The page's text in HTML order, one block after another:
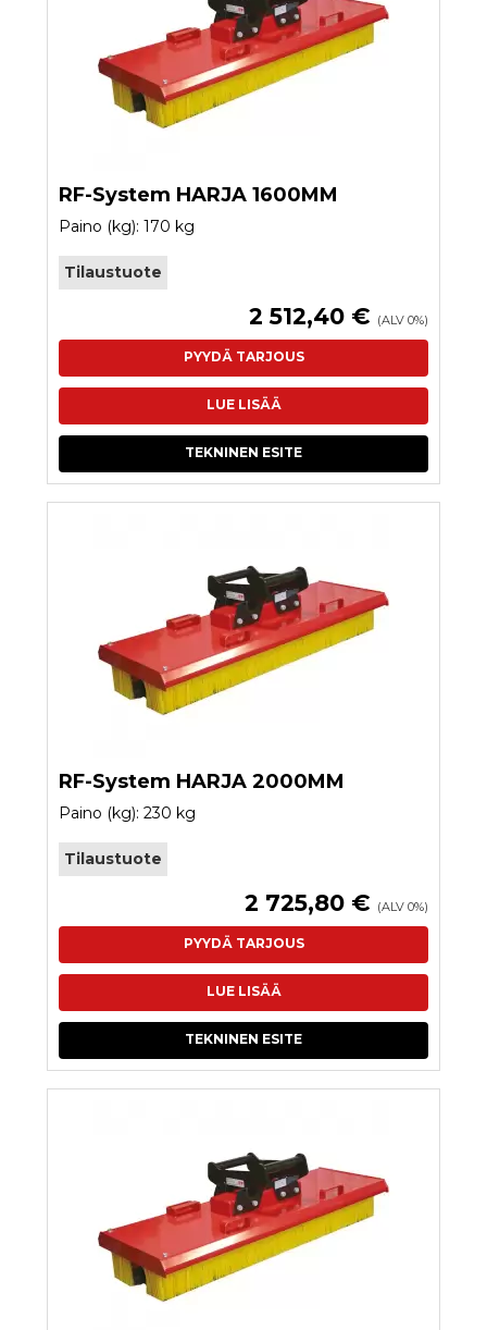
RF-System HARJA 1600MM
Paino (kg): 170 kg
Tilaustuote
2 512,40 € (ALV 0%)
PYYDÄ TARJOUS
LUE LISÄÄ
TEKNINEN ESITE
RF-System HARJA 2000MM
Paino (kg): 230 kg
Tilaustuote
2 725,80 € (ALV 0%)
PYYDÄ TARJOUS
LUE LISÄÄ
TEKNINEN ESITE